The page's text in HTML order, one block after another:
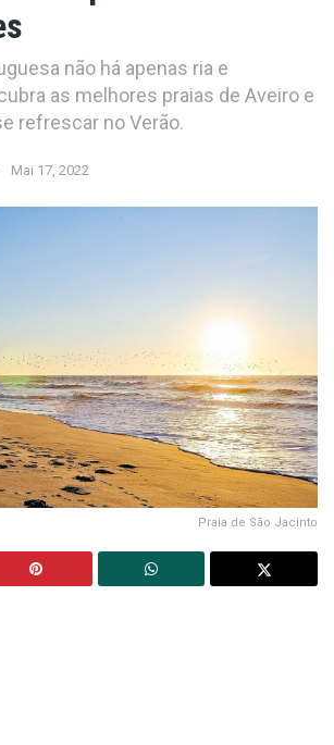
não há apenas ria e
as melhores praias de Aveiro e
refrescar no Verão.
Mai 17, 2022
Praia de São Jacinto